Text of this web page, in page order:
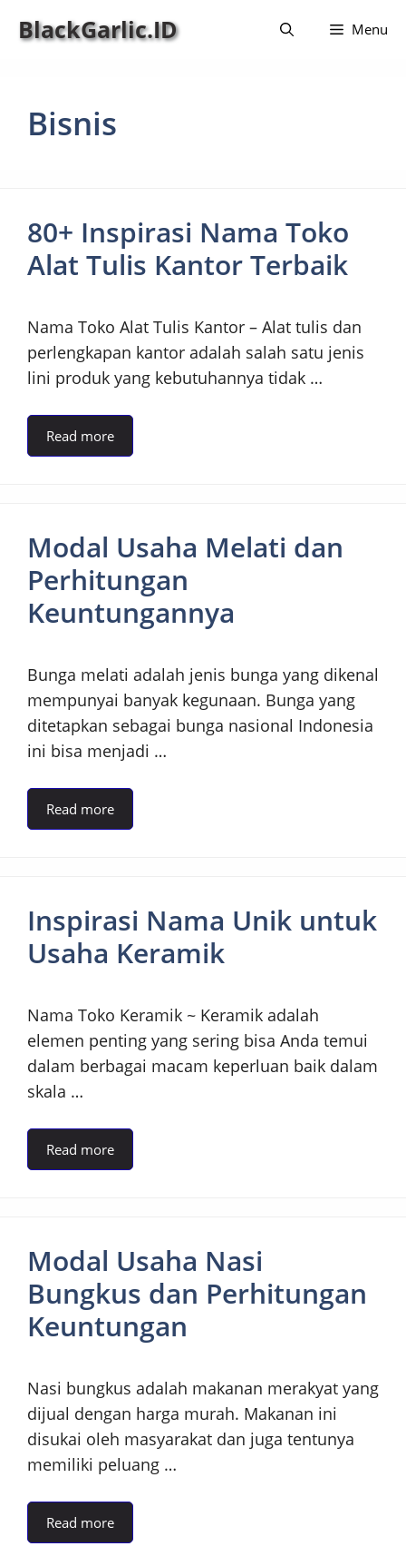
BlackGarlic.ID Menu
Bisnis
80+ Inspirasi Nama Toko
Alat Tulis Kantor Terbaik
Nama Toko Alat Tulis Kantor – Alat tulis dan
perlengkapan kantor adalah salah satu jenis
lini produk yang kebutuhannya tidak …
Read more
Modal Usaha Melati dan
Perhitungan
Keuntungannya
Bunga melati adalah jenis bunga yang dikenal
mempunyai banyak kegunaan. Bunga yang
ditetapkan sebagai bunga nasional Indonesia
ini bisa menjadi …
Read more
Inspirasi Nama Unik untuk
Usaha Keramik
Nama Toko Keramik ~ Keramik adalah
elemen penting yang sering bisa Anda temui
dalam berbagai macam keperluan baik dalam
skala …
Read more
Modal Usaha Nasi
Bungkus dan Perhitungan
Keuntungan
Nasi bungkus adalah makanan merakyat yang
dijual dengan harga murah. Makanan ini
disukai oleh masyarakat dan juga tentunya
memiliki peluang …
Read more